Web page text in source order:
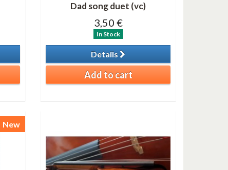
Dad song duet (vc)
3,50 €
In Stock
Details
Add to cart
New